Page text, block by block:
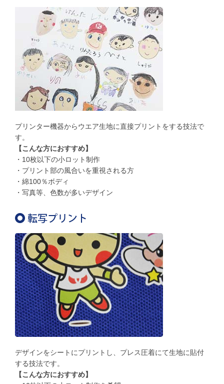
プリンター機器からウエア生地に直接プリントをする技法で
す。
【こんな方におすすめ】
・10枚以下の小ロット制作
・プリント部の風合いを重視される方
・綿100％ボディ
・写真等、色数が多いデザイン
デザインをシートにプリントし、プレス圧着にて生地に貼付
する技法です。
【こんな方におすすめ】